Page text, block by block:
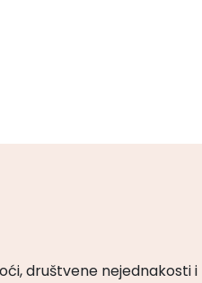
društvene nejednakosti i